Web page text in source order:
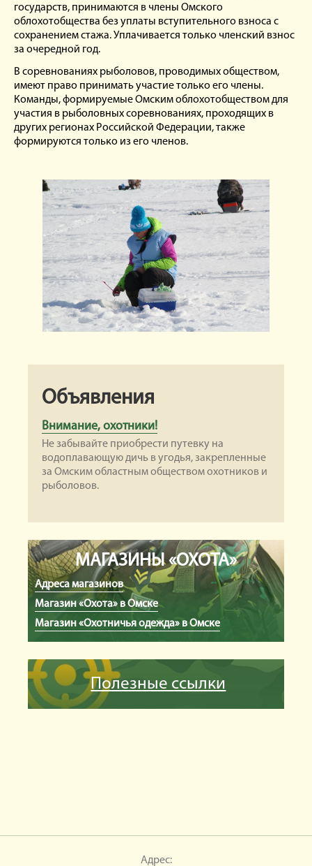
государств, принимаются в члены Омского
облохотобщества без уплаты вступительного взноса с
сохранением стажа. Уплачивается только членский взнос
за очередной год.
В соревнованиях рыболовов, проводимых обществом,
имеют право принимать участие только его члены.
Команды, формируемые Омским облохотобществом для
участия в рыболовных соревнованиях, проходящих в
других регионах Российской Федерации, также
формируются только из его членов.
Объявления
Внимание, охотники!
Не забывайте приобрести путевку на
водоплавающую дичь в угодья, закрепленные
за Омским областным обществом охотников и
рыболовов.
МАГАЗИНЫ «ОХОТА»
Адреса магазинов
Магазин «Охота» в Омске
Магазин «Охотничья одежда» в Омске
Полезные ссылки
Адрес: